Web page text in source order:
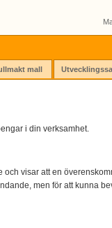
mall
i din verksamhet.
visar att en
men för att kunna